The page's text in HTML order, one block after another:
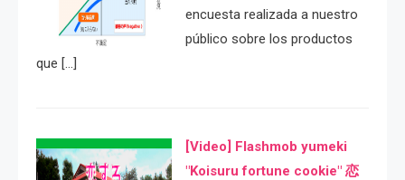
encuesta realizada a nuestro
público sobre los productos
que […]
[Video] Flashmob yumeki
"Koisuru fortune cookie" 恋